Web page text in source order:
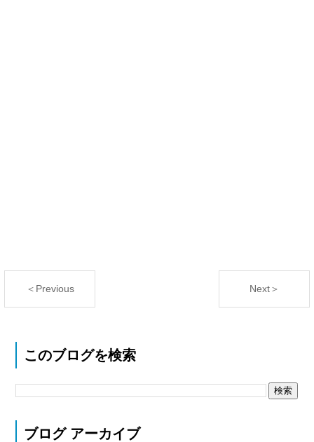
＜Previous Next＞
このブログを検索
ブログ アーカイブ